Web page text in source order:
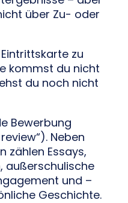
über Zu- oder
zu
kommst du nicht
du noch nicht
Bewerbung
Neben
zählen Essays,
außerschulische
und –
Geschichte.